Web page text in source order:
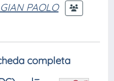
PAOLO
completa